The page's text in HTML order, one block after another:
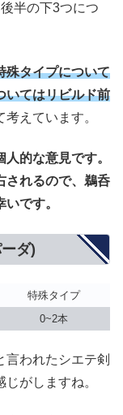
半の下3つにつ
殊タイプについて
いてはリビルド前
考えています。
的な意見です。
されるので、鵜呑
です。
ダ)
特殊タイプ
0~2本
言われたシエテ剣
がしますね。